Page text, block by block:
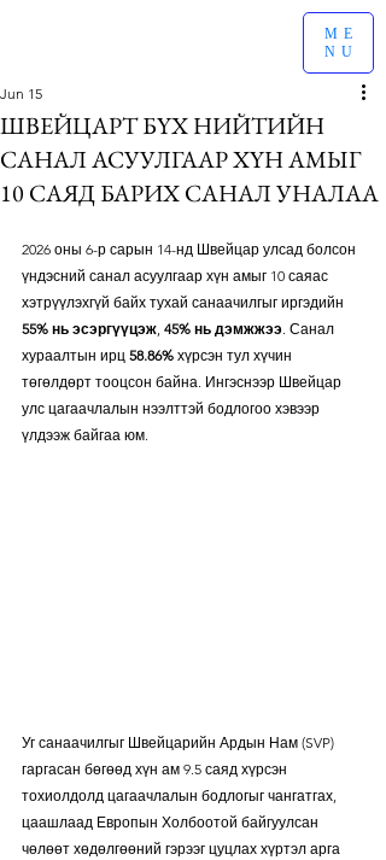
ME
NU
ШВЕЙЦАРТ БҮХ НИЙТИЙН
САНАЛ АСУУЛГААР ХҮН АМЫГ
10 САЯД БАРИХ САНАЛ УНАЛАА
Jun 15
2026 оны 6-р сарын 14-нд Швейцар улсад болсон
үндэсний санал асуулгаар хүн амыг 10 саяас
хэтрүүлэхгүй байх тухай санаачилгыг иргэдийн
55% нь эсэргүүцэж, 45% нь дэмжжээ. Санал
хураалтын ирц 58.86% хүрсэн тул хүчин
төгөлдөрт тооцсон байна. Ингэснээр Швейцар
улс цагаачлалын нээлттэй бодлогоо хэвээр
үлдээж байгаа юм.
Уг санаачилгыг Швейцарийн Ардын Нам (SVP)
гаргасан бөгөөд хүн ам 9.5 саяд хүрсэн
тохиолдолд цагаачлалын бодлогыг чангатгах,
цаашлаад Европын Холбоотой байгуулсан
чөлөөт хөдөлгөөний гэрээг цуцлах хүртэл арга